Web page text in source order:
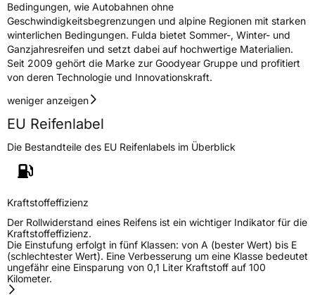
Bedingungen, wie Autobahnen ohne
Geschwindigkeitsbegrenzungen und alpine Regionen mit starken
winterlichen Bedingungen. Fulda bietet Sommer-, Winter- und
Ganzjahresreifen und setzt dabei auf hochwertige Materialien.
Seit 2009 gehört die Marke zur Goodyear Gruppe und profitiert
von deren Technologie und Innovationskraft.
weniger anzeigen
EU Reifenlabel
Die Bestandteile des EU Reifenlabels im Überblick
Kraftstoffeffizienz
Der Rollwiderstand eines Reifens ist ein wichtiger Indikator für die
Kraftstoffeffizienz.
Die Einstufung erfolgt in fünf Klassen: von A (bester Wert) bis E
(schlechtester Wert). Eine Verbesserung um eine Klasse bedeutet
ungefähr eine Einsparung von 0,1 Liter Kraftstoff auf 100
Kilometer.